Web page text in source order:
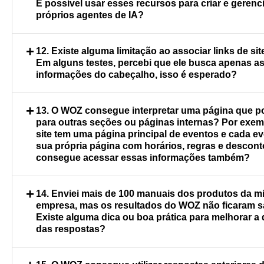
como sites e arquivos. Em breve, também
antecipado.
É possível usar esses recursos para criar e
próprios agentes de IA?
possível usar o recurso Conecte a outro
chamadas de API e o Aguardar Evento
interpreta mensagens de texto, imagem e
de manter um agente totalmente externo ao
+ 12. Existe alguma limitação ao associar links de
Em alguns testes, percebi que ele busca apenas as
informações do cabeçalho, isso é esperado?
site depende de interações dinâmicas (como
pop-ups ou elementos carregados via
pode não processar o conteúdo
casos, o suporte do Octadesk pode ajudar a
leitura das páginas.
+ 13. O WOZ consegue interpretar uma página que
para outras seções ou páginas internas? Por
site tem uma página principal de eventos e cada
sua própria página com horários, regras e
consegue acessar essas informações também?
armazenar as informações como
+ 14. Enviei mais de 100 manuais dos produtos da
empresa, mas os resultados do WOZ não ficaram
Existe alguma dica ou boa prática para melhorar a
das respostas?